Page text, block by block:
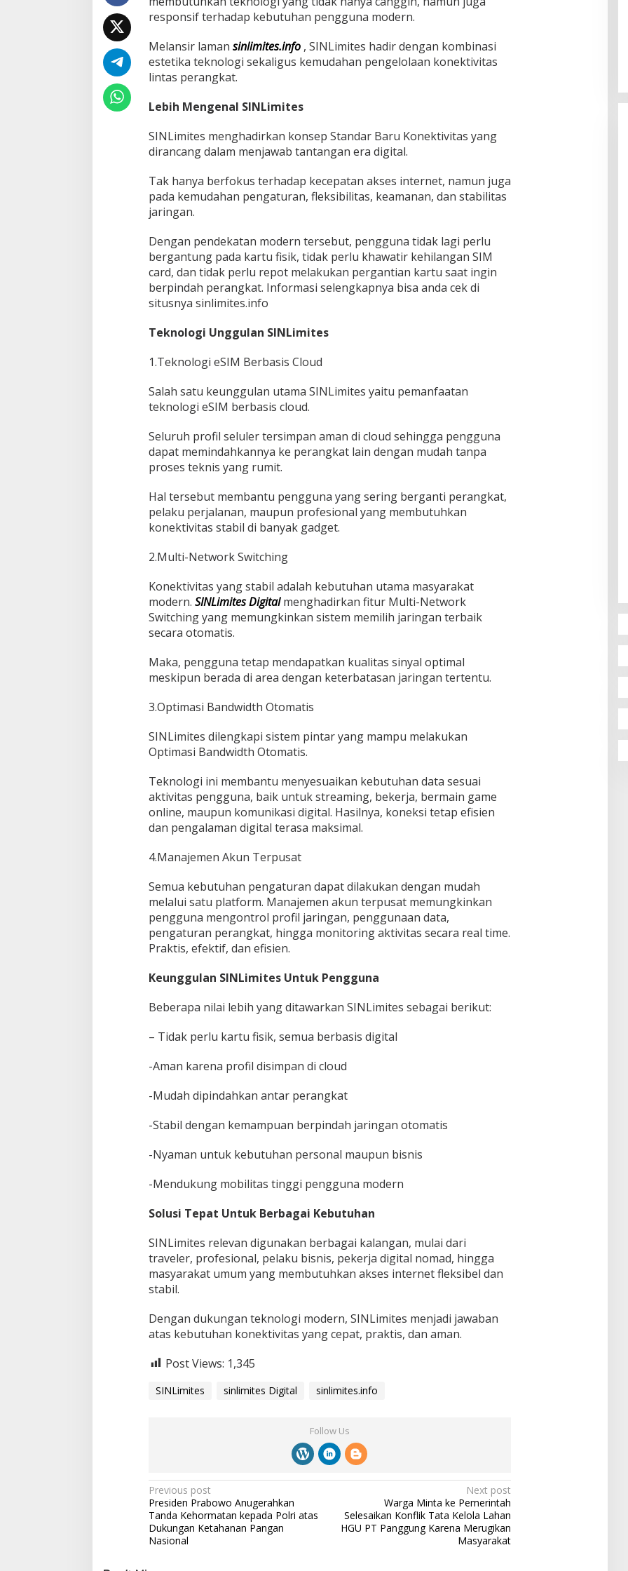
a
n
o
n
s
e
S
a
n
d
r
B
u
K
o
n
e
k
v
t
s
responsif terhadap kebutuhan pengguna modern.
Melansir laman sinlimites.info, SINLimites hadir dengan kombinasi
estetika teknologi sekaligus kemudahan pengelolaan konektivitas
lintas perangkat.
Lebih Mengenal SINLimites
SINLimites menghadirkan konsep Standar Baru Konektivitas yang
dirancang dalam menjawab tantangan era digital.
Tak hanya berfokus terhadap kecepatan akses internet, namun juga
pada kemudahan pengaturan, fleksibilitas, keamanan, dan stabilitas
jaringan.
Dengan pendekatan modern tersebut, pengguna tidak lagi perlu
bergantung pada kartu fisik, tidak perlu khawatir kehilangan SIM
card, dan tidak perlu repot melakukan pergantian kartu saat ingin
berpindah perangkat. Informasi selengkapnya bisa anda cek di
situsnya sinlimites.info
Teknologi Unggulan SINLimites
1.Teknologi eSIM Berbasis Cloud
Salah satu keunggulan utama SINLimites yaitu pemanfaatan
teknologi eSIM berbasis cloud.
Seluruh profil seluler tersimpan aman di cloud sehingga pengguna
dapat memindahkannya ke perangkat lain dengan mudah tanpa
proses teknis yang rumit.
Hal tersebut membantu pengguna yang sering berganti perangkat,
pelaku perjalanan, maupun profesional yang membutuhkan
konektivitas stabil di banyak gadget.
2.Multi-Network Switching
Konektivitas yang stabil adalah kebutuhan utama masyarakat
modern. SINLimites Digitalmenghadirkan fitur Multi-Network
Switching yang memungkinkan sistem memilih jaringan terbaik
secara otomatis.
Maka, pengguna tetap mendapatkan kualitas sinyal optimal
meskipun berada di area dengan keterbatasan jaringan tertentu.
3.Optimasi Bandwidth Otomatis
SINLimites dilengkapi sistem pintar yang mampu melakukan
Optimasi Bandwidth Otomatis.
Teknologi ini membantu menyesuaikan kebutuhan data sesuai
aktivitas pengguna, baik untuk streaming, bekerja, bermain game
online, maupun komunikasi digital. Hasilnya, koneksi tetap efisien
dan pengalaman digital terasa maksimal.
4.Manajemen Akun Terpusat
Semua kebutuhan pengaturan dapat dilakukan dengan mudah
melalui satu platform. Manajemen akun terpusat memungkinkan
pengguna mengontrol profil jaringan, penggunaan data,
pengaturan perangkat, hingga monitoring aktivitas secara real time.
Praktis, efektif, dan efisien.
Keunggulan SINLimites Untuk Pengguna
Beberapa nilai lebih yang ditawarkan SINLimites sebagai berikut:
– Tidak perlu kartu fisik, semua berbasis digital
-Aman karena profil disimpan di cloud
-Mudah dipindahkan antar perangkat
-Stabil dengan kemampuan berpindah jaringan otomatis
-Nyaman untuk kebutuhan personal maupun bisnis
-Mendukung mobilitas tinggi pengguna modern
Solusi Tepat Untuk Berbagai Kebutuhan
SINLimites relevan digunakan berbagai kalangan, mulai dari
traveler, profesional, pelaku bisnis, pekerja digital nomad, hingga
masyarakat umum yang membutuhkan akses internet fleksibel dan
stabil.
Dengan dukungan teknologi modern, SINLimites menjadi jawaban
atas kebutuhan konektivitas yang cepat, praktis, dan aman.
Post Views: 1,345
SINLimites sinlimites Digital sinlimites.info
Follow Us
P
o
s
Previous post
Presiden Prabowo Anugerahkan
Tanda Kehormatan kepada Polri atas
Dukungan Ketahanan Pangan
Nasional
Next post
Warga Minta ke Pemerintah
Selesaikan Konflik Tata Kelola Lahan
HGU PT Panggung Karena Merugikan
Masyarakat